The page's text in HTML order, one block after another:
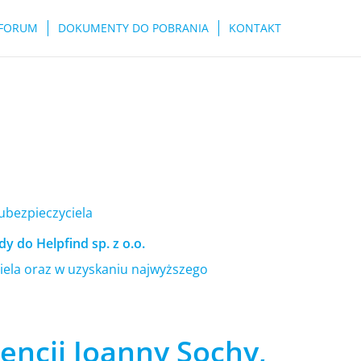
DOKUMENTY DO POBRANIA KONTAKT
do Helpfind sp. z o.o.
oraz w uzyskaniu najwyższego
Joanny Sochy,